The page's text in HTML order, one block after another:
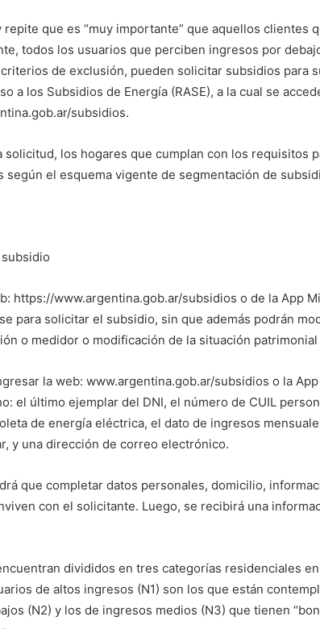
repite que es “muy importante” que aquellos clientes
todos los usuarios que perciben ingresos por
de exclusión, pueden solicitar subsidios para
a los Subsidios de Energía (RASE), a la cual se
subsidios.
solicitud, los hogares que cumplan con los requisitos
según el esquema vigente de segmentación de
https://www.argentina.gob.ar/subsidios o de la App
para solicitar el subsidio, sin que además podrán
o medidor o modificación de la situación
la web: www.argentina.gob.ar/subsidios o la
el último ejemplar del DNI, el número de CUIL
de energía eléctrica, el dato de ingresos
y una dirección de correo electrónico.
que completar datos personales, domicilio,
con el solicitante. Luego, se recibirá una
divididos en tres categorías residenciales
de altos ingresos (N1) son los que están
(N2) y los de ingresos medios (N3) que tienen